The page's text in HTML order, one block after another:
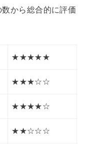
から総合的に評価
★★★★★
★★★☆☆
★★★★☆
★★☆☆☆